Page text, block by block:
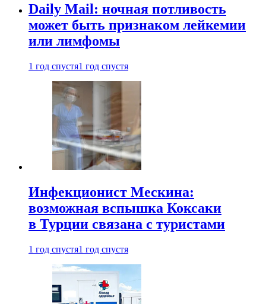
Daily Mail: ночная потливость
может быть признаком лейкемии
или лимфомы
1 год спустя1 год спустя
Инфекционист Мескина:
возможная вспышка Коксаки
в Турции связана с туристами
1 год спустя1 год спустя